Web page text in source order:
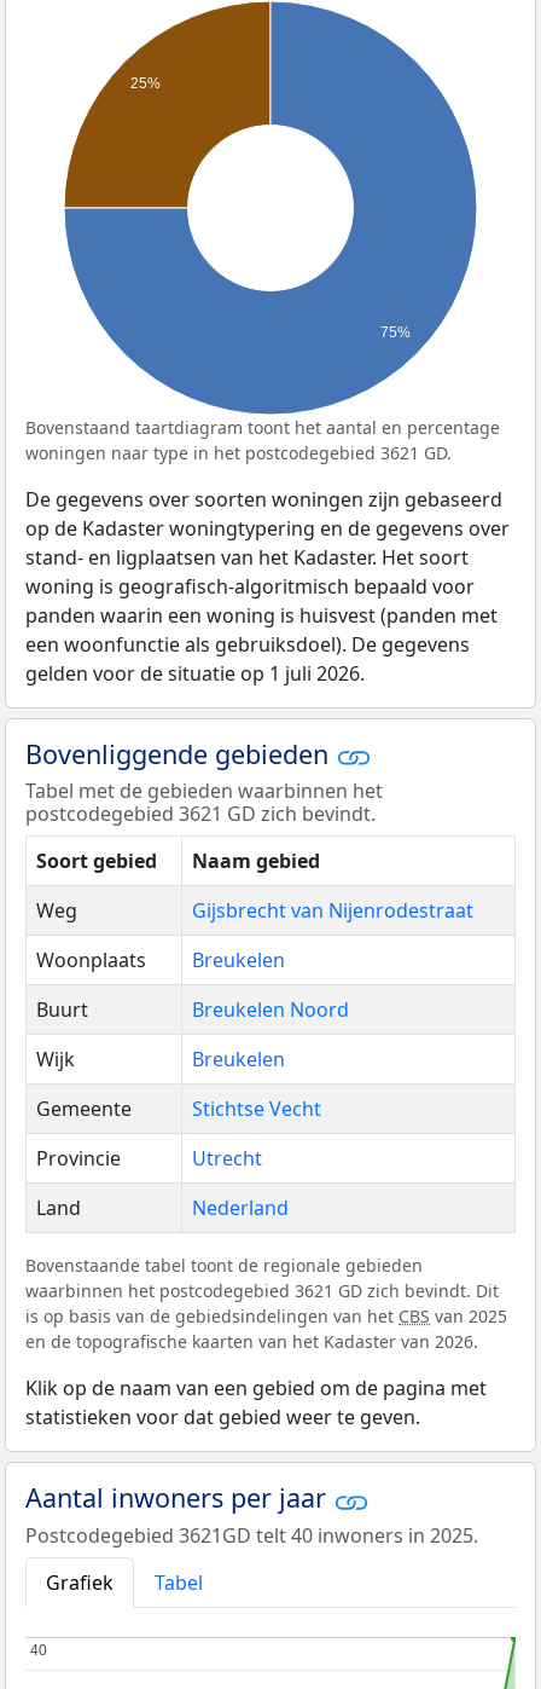
25%
75%
Bovenstaand taartdiagram toont het aantal en percentage
woningen naar type in het postcodegebied 3621 GD.
De gegevens over soorten woningen zijn gebaseerd
op de Kadaster woningtypering en de gegevens over
stand- en ligplaatsen van het Kadaster. Het soort
woning is geografisch-algoritmisch bepaald voor
panden waarin een woning is huisvest (panden met
een woonfunctie als gebruiksdoel). De gegevens
gelden voor de situatie op 1 juli 2026.
Bovenliggende gebieden
Tabel met de gebieden waarbinnen het
postcodegebied 3621 GD zich bevindt.
Soort gebied
Naam gebied
Weg
Gijsbrecht van Nijenrodestraat
Woonplaats
Breukelen
Buurt
Breukelen Noord
Wijk
Breukelen
Gemeente
Stichtse Vecht
Provincie
Utrecht
Land
Nederland
Bovenstaande tabel toont de regionale gebieden
waarbinnen het postcodegebied 3621 GD zich bevindt. Dit
is op basis van de gebiedsindelingen van het CBS van 2025
en de topografische kaarten van het Kadaster van 2026.
Klik op de naam van een gebied om de pagina met
statistieken voor dat gebied weer te geven.
Aantal inwoners per jaar
Postcodegebied 3621GD telt 40 inwoners in 2025.
Grafiek
Tabel
40
40